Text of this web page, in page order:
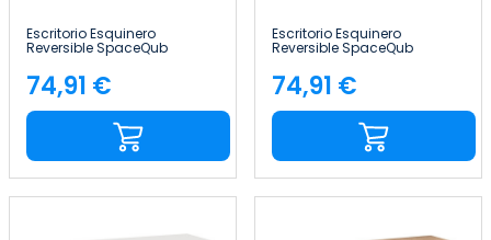
Escritorio Esquinero
Reversible SpaceQub
Precio
74,91 €
Escritorio Esquinero
Reversible SpaceQub
Precio
74,91 €